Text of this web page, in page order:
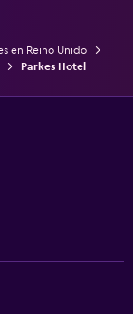
en Reino Unido
Parkes Hotel